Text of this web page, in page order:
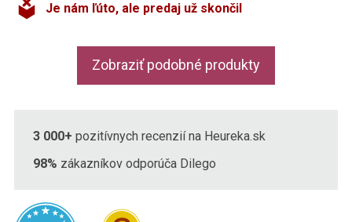
Je nám ľúto, ale predaj už skončil
Zobraziť podobné produkty
3 000+ pozitívnych recenzií na Heureka.sk
98% zákazníkov odporúča Dilego